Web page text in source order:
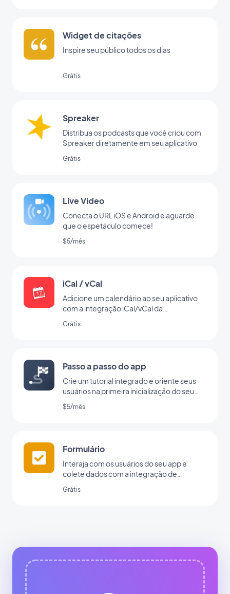
Widget de citações
Inspire seu público todos os dias
Grátis
Spreaker
Distribua os podcasts que você criou com
Spreaker diretamente em seu aplicativo
Grátis
Live Video
Conecta o URL iOS e Android e aguarde
que o espetáculo comece!
$5/mês
iCal / vCal
Adicione um calendário ao seu aplicativo
com a integração iCal/vCal da
Grátis
Passo a passo do app
Crie um tutorial integrado e oriente seus
usuários na primeira inicialização do seu
app
$5/mês
Formulário
Interaja com os usuários do seu app e
colete dados com a integração de
Grátis